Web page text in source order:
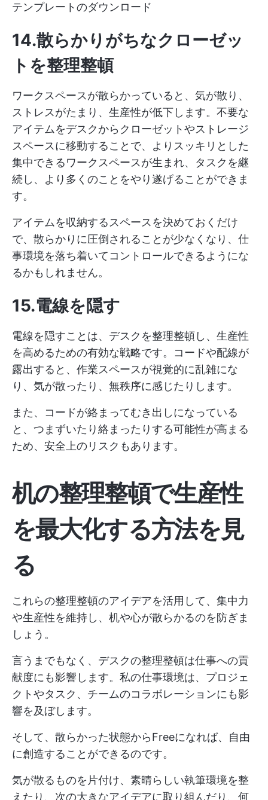
テンプレートのダウンロード
14.散らかりがちなクローゼッ
トを整理整頓
ワークスペースが散らかっていると、気が散り、
ストレスがたまり、生産性が低下します。不要な
アイテムをデスクからクローゼットやストレージ
スペースに移動することで、よりスッキリとした
集中できるワークスペースが生まれ、タスクを継
続し、より多くのことをやり遂げることができま
す。
アイテムを収納するスペースを決めておくだけ
で、散らかりに圧倒されることが少なくなり、仕
事環境を落ち着いてコントロールできるようにな
るかもしれません。
15.電線を隠す
電線を隠すことは、デスクを整理整頓し、生産性
を高めるための有効な戦略です。コードや配線が
露出すると、作業スペースが視覚的に乱雑にな
り、気が散ったり、無秩序に感じたりします。
また、コードが絡まってむき出しになっている
と、つまずいたり絡まったりする可能性が高まる
ため、安全上のリスクもあります。
机の整理整頓で生産性
を最大化する方法を見
る
これらの整理整頓のアイデアを活用して、集中力
や生産性を維持し、机や心が散らかるのを防ぎま
しょう。
言うまでもなく、デスクの整理整頓は仕事への貢
献度にも影響します。私の仕事環境は、プロジェ
クトやタスク、チームのコラボレーションにも影
響を及ぼします。
そして、散らかった状態からFreeになれば、自由
に創造することができるのです。
気が散るものを片付け、素晴らしい執筆環境を整
えたり、次の大きなアイデアに取り組んだり、何